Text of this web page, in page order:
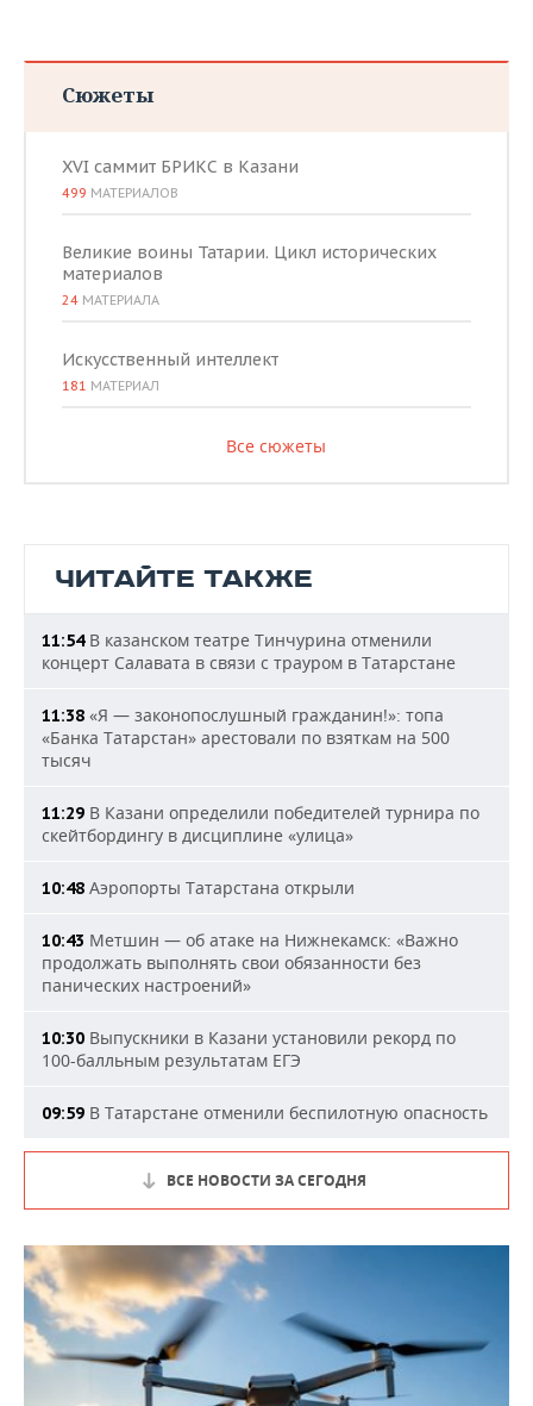
Сюжеты
XVI саммит БРИКС в Казани
499 МАТЕРИАЛОВ
Великие воины Татарии. Цикл исторических
материалов
24 МАТЕРИАЛА
Искусственный интеллект
181 МАТЕРИАЛ
Все сюжеты
ЧИТАЙТЕ ТАКЖЕ
11:54В казанском театре Тинчурина отменили
концерт Салавата в связи с трауром в Татарстане
11:38 «Я — законопослушный гражданин!»: топа
«Банка Татарстан» арестовали по взяткам на 500
тысяч
11:29 В Казани определили победителей турнира по
скейтбордингу в дисциплине «улица»
10:48 Аэропорты Татарстана открыли
10:43 Метшин — об атаке на Нижнекамск: «Важно
продолжать выполнять свои обязанности без
панических настроений»
10:30 Выпускники в Казани установили рекорд по
100-балльным результатам ЕГЭ
09:59 В Татарстане отменили беспилотную опасность
ВСЕ НОВОСТИ ЗА СЕГОДНЯ